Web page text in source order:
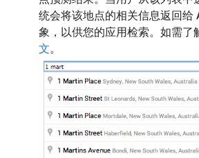
统会将该地点的相关信息返回给
象，以供您的应用检索。如需了
文。